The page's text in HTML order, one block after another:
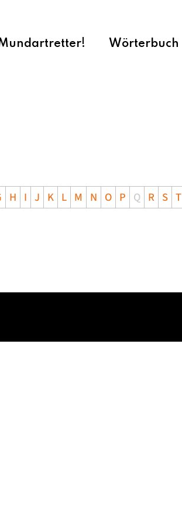
Wörterbuch
H I J K L M N O P Q R S T